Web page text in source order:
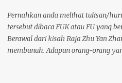
Pernahkan anda melihat tulisan/
tersebut dibaca FUK atau FU yang
Berawal dari kisah Raja Zhu Yan
membunuh. Adapun orang-orang